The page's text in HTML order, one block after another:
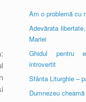
Am o problemă cu
Adevărata
Mariei
Ghidul pentru
introvertit
Sfânta Liturghie –
Dumnezeu